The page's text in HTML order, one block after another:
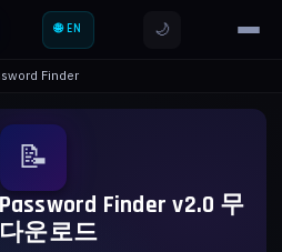
🌐 EN 🌙
Finder
📝
Finder v2.0 무
운로드